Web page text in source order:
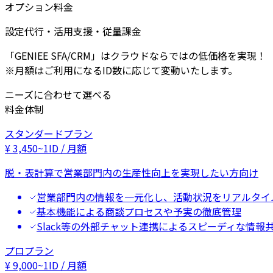
オプション料金
設定代行・活用支援・従量課金
「GENIEE SFA/CRM」はクラウドならではの低価格を実現！
※月額はご利用になるID数に応じて変動いたします。
ニーズに合わせて選べる
料金体制
スタンダードプラン
¥3,450~1ID / 月額
脱・表計算で営業部門内の生産性向上を実現したい方向け
営業部門内の情報を一元化し、活動状況をリアルタ
基本機能による商談プロセスや予実の徹底管理
Slack等の外部チャット連携によるスピーディな情報
プロプラン
¥9,000~1ID / 月額